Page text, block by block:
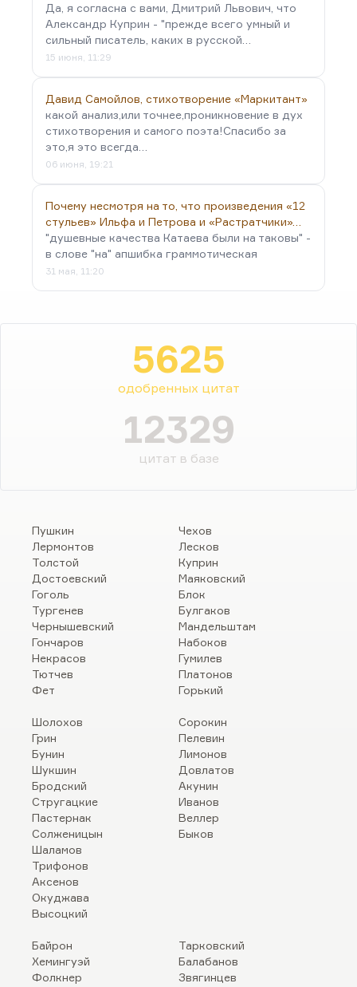
Да, я согласна с вами, Дмитрий Львович, что
Александр Куприн - "прежде всего умный и
сильный писатель, каких в русской…
15 июня, 11:29
Давид Самойлов, стихотворение «Маркитант»
какой анализ,или точнее,проникновение в дух
стихотворения и самого поэта!Спасибо за
это,я это всегда…
06 июня, 19:21
Почему несмотря на то, что произведения «12
стульев» Ильфа и Петрова и «Растратчики»…
"душевные качества Катаева были на таковы" -
в слове "на" апшибка граммотическая
31 мая, 11:20
5625
одобренных цитат
12329
цитат в базе
Пушкин
Лермонтов
Толстой
Достоевский
Гоголь
Тургенев
Чернышевский
Гончаров
Некрасов
Тютчев
Фет
Чехов
Лесков
Куприн
Маяковский
Блок
Булгаков
Мандельштам
Набоков
Гумилев
Платонов
Горький
Шолохов
Грин
Бунин
Шукшин
Бродский
Стругацкие
Пастернак
Солженицын
Шаламов
Трифонов
Аксенов
Окуджава
Высоцкий
Сорокин
Пелевин
Лимонов
Довлатов
Акунин
Иванов
Веллер
Быков
Байрон
Хемингуэй
Фолкнер
Тарковский
Балабанов
Звягинцев